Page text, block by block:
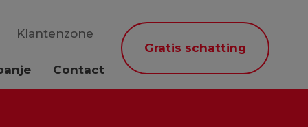
Klantenzone
Contact
Gratis schatting